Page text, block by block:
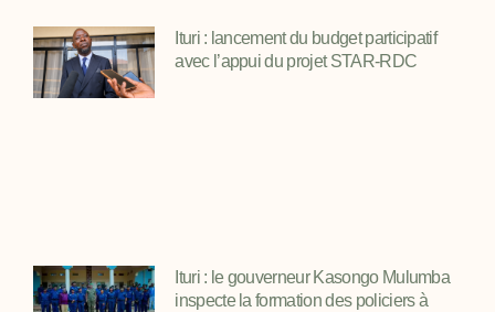
Ituri : lancement du budget participatif
avec l’appui du projet STAR-RDC
Ituri : le gouverneur Kasongo Mulumba
inspecte la formation des policiers à